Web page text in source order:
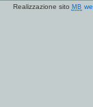
Realizzazione sito MB